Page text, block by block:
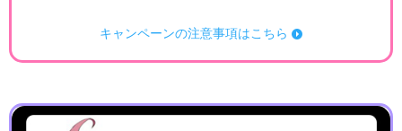
キャンペーンの注意事項はこちら